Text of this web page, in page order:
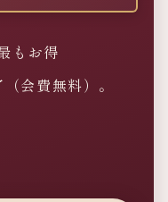
もお得
会費無料）。